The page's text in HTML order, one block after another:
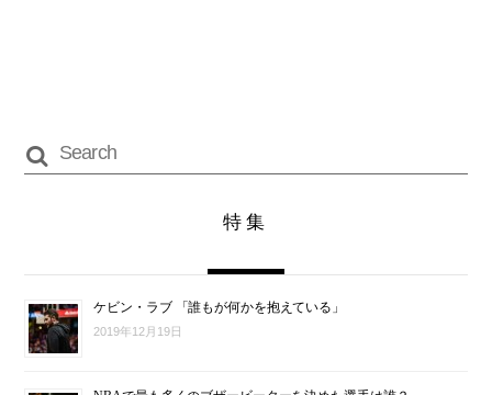
特集
ケビン・ラブ 「誰もが何かを抱えている」
2019年12月19日